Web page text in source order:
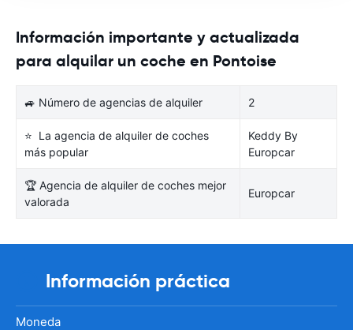
Información importante y actualizada
para alquilar un coche en Pontoise
🚙 Número de agencias de alquiler 2
⭐ La agencia de alquiler de coches
más popular
Keddy By
Europcar
🏆 Agencia de alquiler de coches mejor
valorada
Europcar
Información práctica
Moneda